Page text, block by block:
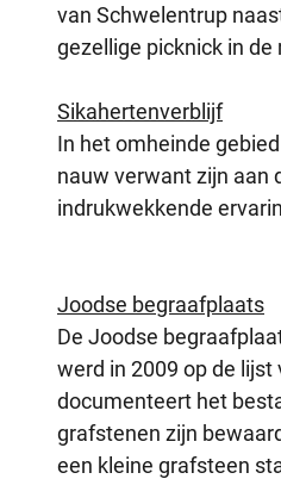
van Schwelentrup
gezellige picknick in de
Sikahertenverblijf
In het omheinde
nauw verwant zijn aan
indrukwekkende
Joodse begraafplaats
De Joodse
werd in 2009 op de
documenteert het
grafstenen zijn
een kleine grafsteen